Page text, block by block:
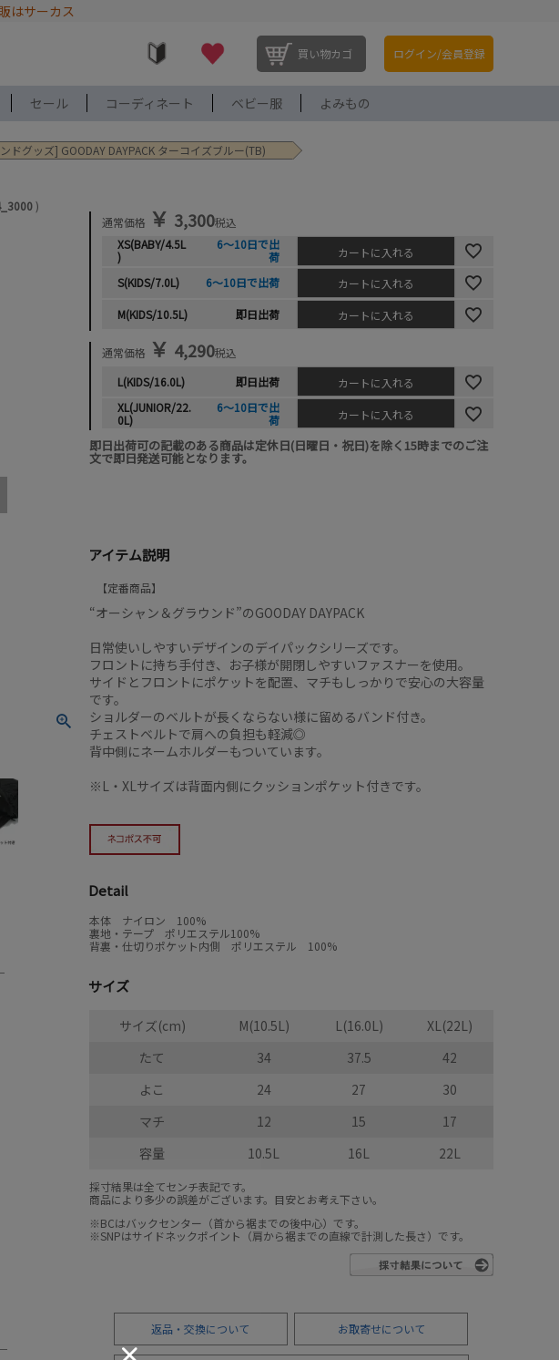
はサーカス
買い物カゴ ログイン/会員登録
セール コーディネート ベビー服 よみもの
ドグッズ] GOODAY DAYPACK ターコイズブルー(TB)
通常価格 ￥ 3,300税込
XS(BABY/4.5L
)
6～10日で出
荷
カートに入れる
S(KIDS/7.0L)
6～10日で出荷
カートに入れる
M(KIDS/10.5L)
即日出荷 カートに入れる
通常価格 ￥ 4,290税込
L(KIDS/16.0L)
即日出荷
カートに入れる
XL(JUNIOR/22.
0L)
6～10日で出
荷
カートに入れる
即日出荷可の記載のある商品は定休日(日曜日・祝日)を除く15時までのご注
文で即日発送可能となります。
アイテム説明
定番商品
“オーシャン＆グラウンド”のGOODAY DAYPACK
日常使いしやすいデザインのデイパックシリーズです。
フロントに持ち手付き、お子様が開閉しやすいファスナーを使用。
サイドとフロントにポケットを配置、マチもしっかりで安心の大容量
です。
ショルダーのベルトが長くならない様に留めるバンド付き。
チェストベルトで肩への負担も軽減◎
背中側にネームホルダーもついています。
※L・XLサイズは背面内側にクッションポケット付きです。
Detail
本体 ナイロン 100%
裏地・テープ ポリエステル100%
背裏・仕切りポケット内側 ポリエステル 100%
サイズ
サイズ(cm) M(10.5L) L(16.0L)
XL(22L)
たて
34 37.5
42
よこ
24 27
30
マチ
12 15
17
容量
10.5L 16L 22L
採寸結果は全てセンチ表記です。
商品により多少の誤差がございます。目安とお考え下さい。
※BCはバックセンター（首から裾までの後中心）です。
※SNPはサイドネックポイント（肩から裾までの直線で計測した長さ）です。
返品・交換について お取寄せについて